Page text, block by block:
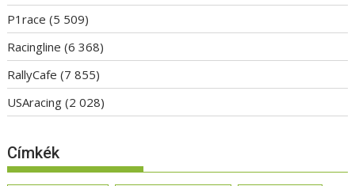
P1race (5 509)
Racingline (6 368)
RallyCafe (7 855)
USAracing (2 028)
Címkék